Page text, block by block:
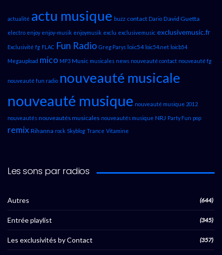
actualité actu musique buzz contact Dario David Guetta
electro enjoy enjoy-musik enjoymusik exclu exclusivemusic exclusivemusic.fr
Exclusivité fg FLAC Fun Radio Greg Parys loic54 loic54.net loicb54
Megaupload mico MP3 Music musicales news nouveauté contact nouveauté fg
nouveauté fun radio nouveauté musicale
nouveauté musique nouveauté musique 2012
nouveautés nouveautés musicales nouveautés musique NRJ Party Fun pop
remix Rihanna rock Skyblog Trance Vitamine
Les sons par radios
Autres (644)
Entrée playlist (345)
Les exclusivités by Contact (357)